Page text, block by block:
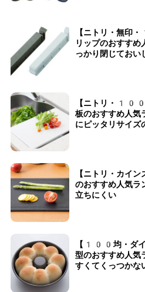
【ニトリ・無印
リップのおすす
っかり閉じておい
【ニトリ・100
板のおすすめ人
にピッタリサイズ
【ニトリ・カイ
のおすすめ人気
立ちにくい
【100均・ダイ
型のおすすめ人
すくてくっつかな